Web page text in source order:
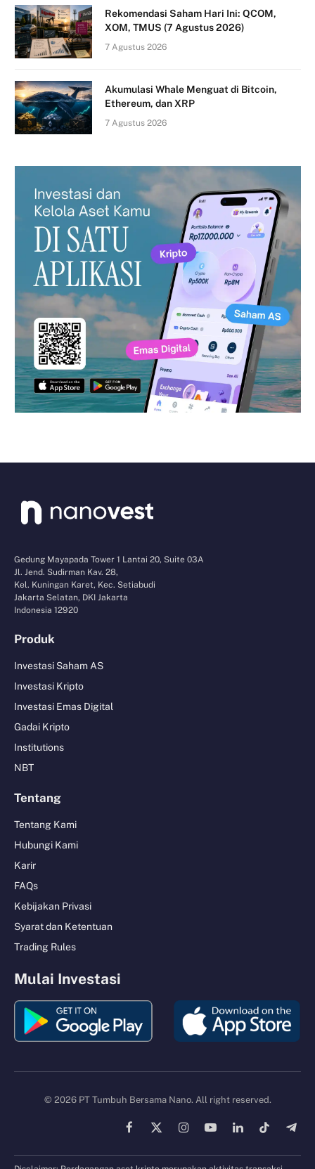
Rekomendasi Saham Hari Ini: QCOM,
XOM, TMUS (7 Agustus 2026)
7 Agustus 2026
Akumulasi Whale Menguat di Bitcoin,
Ethereum, dan XRP
7 Agustus 2026
Gedung Mayapada Tower 1 Lantai 20, Suite 03A
Jl. Jend. Sudirman Kav. 28,
Kel. Kuningan Karet, Kec. Setiabudi
Jakarta Selatan, DKI Jakarta
Indonesia 12920
Produk
Investasi Saham AS
Investasi Kripto
Investasi Emas Digital
Gadai Kripto
Institutions
NBT
Tentang
Tentang Kami
Hubungi Kami
Karir
FAQs
Kebijakan Privasi
Syarat dan Ketentuan
Trading Rules
Mulai Investasi
© 2026 PT Tumbuh Bersama Nano. All right reserved.
Facebook
X
InstagramYouTubeLinkedInTikTok